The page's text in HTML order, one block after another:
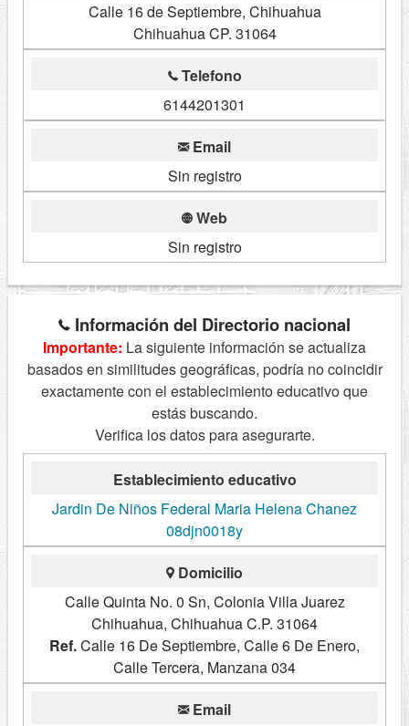
Calle 16 de Septiembre, Chihuahua
Chihuahua CP. 31064
Telefono
6144201301
Email
Sin registro
Web
Sin registro
Información del Directorio nacional
Importante: La siguiente información se actualiza
basados en similitudes geográficas, podría no coincidir
exactamente con el establecimiento educativo que
estás buscando.
Verifica los datos para asegurarte.
Establecimiento educativo
Jardin De Niños Federal Maria Helena Chanez
08djn0018y
Domicilio
Calle Quinta No. 0 Sn, Colonia Villa Juarez
Chihuahua, Chihuahua C.P. 31064
Ref.Calle 16 De Septiembre, Calle 6 De Enero,
Calle Tercera, Manzana 034
Email